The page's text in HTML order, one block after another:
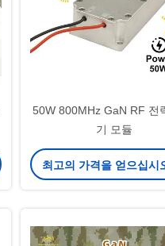
50W 800MHz GaN RF 전
기 모듈
최고의 가격을 얻으십시